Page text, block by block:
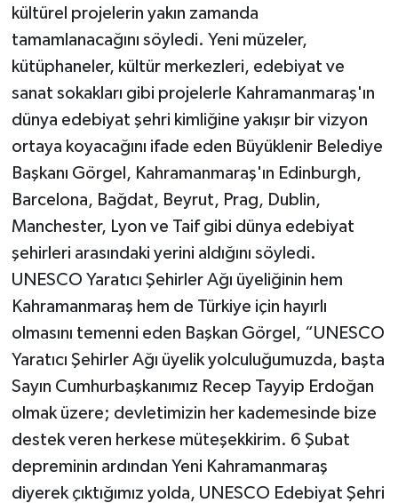
kültürel projelerin yakın zamanda
tamamlanacağını söyledi. Yeni müzeler,
kütüphaneler, kültür merkezleri, edebiyat ve
sanat sokakları gibi projelerle Kahramanmaraş'ın
dünya edebiyat şehri kimliğine yakışır bir vizyon
ortaya koyacağını ifade eden Büyüklenir Belediye
Başkanı Görgel, Kahramanmaraş'ın Edinburgh,
Barcelona, Bağdat, Beyrut, Prag, Dublin,
Manchester, Lyon ve Taif gibi dünya edebiyat
şehirleri arasındaki yerini aldığını söyledi.
UNESCO Yaratıcı Şehirler Ağı üyeliğinin hem
Kahramanmaraş hem de Türkiye için hayırlı
olmasını temenni eden Başkan Görgel, “UNESCO
Yaratıcı Şehirler Ağı üyelik yolculuğumuzda, başta
Sayın Cumhurbaşkanımız Recep Tayyip Erdoğan
olmak üzere; devletimizin her kademesinde bize
destek veren herkese müteşekkirim. 6 Şubat
depreminin ardından Yeni Kahramanmaraş
diyerek çıktığımız yolda, UNESCO Edebiyat Şehri